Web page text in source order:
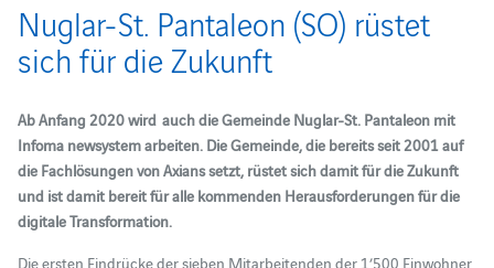
Nuglar-St. Pantaleon (SO) rüstet
sich für die Zukunft
Ab Anfang 2020 wird auch die Gemeinde Nuglar-St. Pantaleon mit
Infoma newsystem arbeiten. Die Gemeinde, die bereits seit 2001 auf
die Fachlösungen von Axians setzt, rüstet sich damit für die Zukunft
und ist damit bereit für alle kommenden Herausforderungen für die
digitale Transformation.
Die ersten Eindrücke der sieben Mitarbeitenden der 1’500 Einwohner